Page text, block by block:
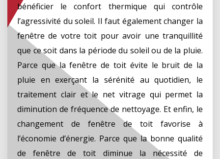
bénéficier le confort thermique qui contrôle
l’agressivité du soleil. Il faut également changer la
fenêtre de votre toit pour avoir une tranquillité
que ce soit dans la période du soleil ou de la pluie.
Parce que la fenêtre de toit évite le bruit de la
pluie en exerçant la sérénité au quotidien, le
traitement clair et le net vitrage qui permet la
diminution de fréquence de nettoyage. Et enfin, le
changement de fenêtre de toit favorise à
l’économie d’énergie. Parce que la bonne qualité
de fenêtre de toit diminue la nécessité de